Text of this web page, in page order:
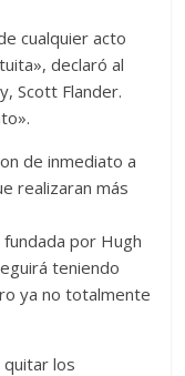
cualquier acto
declaró al
Scott Flander.
de inmediato a
realizaran más
por Hugh
teniendo
ya no totalmente
quitar los